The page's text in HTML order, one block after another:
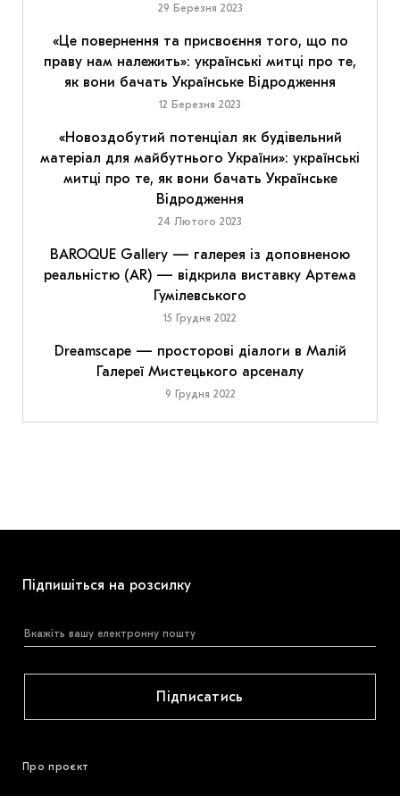
29 Березня 2023
«Це повернення та присвоєння того, що по
праву нам належить»: українські митці про те,
як вони бачать Українське Відродження
12 Березня 2023
«Новоздобутий потенціал як будівельний
матеріал для майбутнього України»: українські
митці про те, як вони бачать Українське
Відродження
24 Лютого 2023
BAROQUE Gallery — галерея із доповненою
реальністю (AR) — відкрила виставку Артема
Гумілевського
15 Грудня 2022
Dreamscape — просторові діалоги в Малій
Галереї Мистецького арсеналу
9 Грудня 2022
Підпишіться на розсилку
Підписатись
Про проєкт